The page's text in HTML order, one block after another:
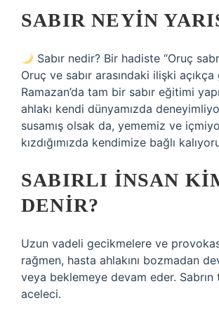
SABIR NEYIN
Sabır nedir? Bir hadiste “Oruç
Oruç ve sabır arasındaki ilişki
Ramazan’da tam bir sabır eğitimi
ahlakı kendi dünyamızda
susamış olsak da, yememiz ve
kızdığımızda kendimize bağlı
SABIRLI INSAN
DENIR?
Uzun vadeli gecikmelere ve
rağmen, hasta ahlakını bozmadan
veya beklemeye devam eder. Sabrın
aceleci.